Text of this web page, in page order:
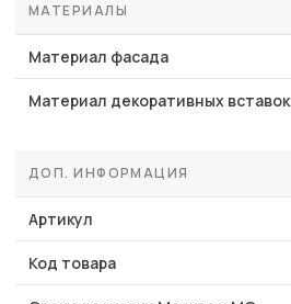
МАТЕРИАЛЫ
Материал фасада
Материал декоративных вставок
ДОП. ИНФОРМАЦИЯ
Артикул
Код товара